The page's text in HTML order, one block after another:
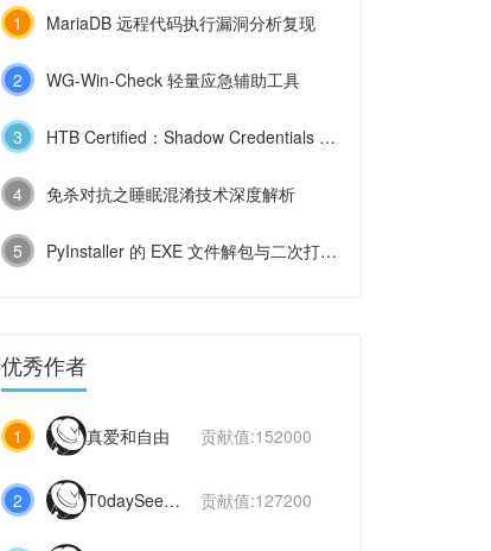
1 MariaDB 远程代码执行漏洞分析复现
2 WG-Win-Check 轻量应急辅助工具
3 HTB Certified：Shadow Credentials 与 ESC9 的连环利用
4 免杀对抗之睡眠混淆技术深度解析
5 PyInstaller 的 EXE 文件解包与二次打包技术浅探
优秀作者
1 真爱和自由 贡献值:152000
2 T0daySeeker 贡献值:127200